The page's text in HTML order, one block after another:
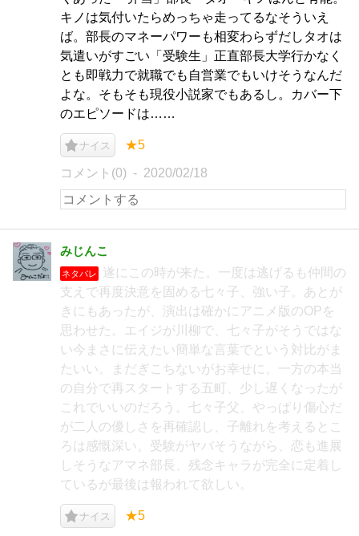
キノは気付いたらめっちゃ走ってるなそういえ
ば。部長のマネーパワーも相変わらずだしタオは
気遣いがすごい「受験生」正直部長大学行かなく
とも即戦力で就職でも自営業でもいけそうなんだ
よな。そもそも現役小説家でもあるし。カバー下
のエピソードは……
ナイス ★5
コメント(0) 2020/02/18
みじんこ
ネタバレ
遂にこの時が来た。一度は逃げるも仲間の
支えで再度決意を固める七々子、強い子。あとが
きにもあったが、演出は確かにアニメ版のOPを
思わせた。エイジが川柳で、七々子がそうではな
い今まさに伝えたい簡単な言葉でという対比がま
たいい。まだぎこちないがお幸せに。一方の本当
の自分で再スタートする五町、少し遅くなったが
これでいいのだろう。七々子父、やっぱり傷心だ
が二人の優しさを再確認し、子離れを考えるとこ
ろは感慨深い。受験がヤバそうながら、恋も進展
しそうなアマネ部長、残念キャラが完全に定着し
ているが最後は報われて欲しい。
ナイス ★5